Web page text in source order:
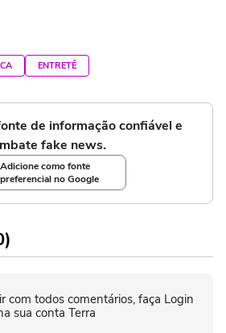
ENTRETÊ
de informação confiável e
fake news.
Adicione como fonte
preferencial no Google
com todos comentários, faça Login
sua conta Terra